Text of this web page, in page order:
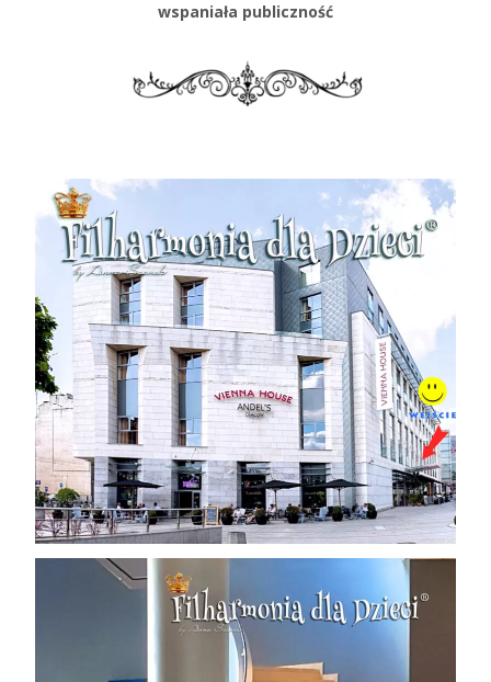
wspaniała publiczność